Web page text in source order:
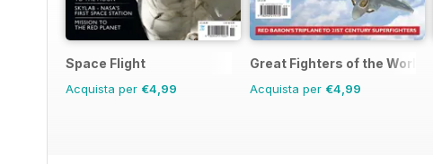
Space Flight
Acquista per €4,99
Great Fighters of the World
Acquista per €4,99